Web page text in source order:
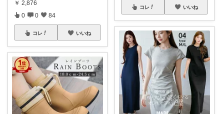
￥ 2,876
0 0 84
コレ いいね
コレ いいね